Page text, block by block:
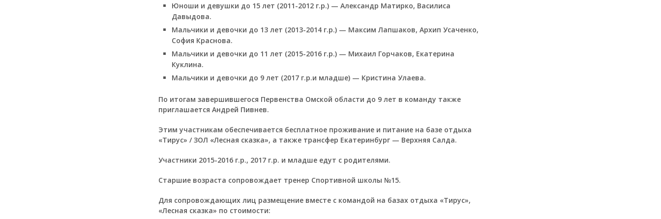
Юноши и девушки до 15 лет (2011-2012 г.р.) — Александр Матирко, Василиса
Давыдова.
Мальчики и девочки до 13 лет (2013-2014 г.р.) — Максим Лапшаков, Архип Усаченко,
София Краснова.
Мальчики и девочки до 11 лет (2015-2016 г.р.) — Михаил Горчаков, Екатерина
Куклина.
Мальчики и девочки до 9 лет (2017 г.р.и младше) — Кристина Улаева.
По итогам завершившегося Первенства Омской области до 9 лет в команду также
приглашается Андрей Пивнев.
Этим участникам обеспечивается бесплатное проживание и питание на базе отдыха
«Тирус» / ЗОЛ «Лесная сказка», а также трансфер Екатеринбург — Верхняя Салда.
Участники 2015-2016 г.р., 2017 г.р. и младше едут с родителями.
Старшие возраста сопровождает тренер Спортивной школы №15.
Для сопровождающих лиц размещение вместе с командой на базах отдыха «Тирус»,
«Лесная сказка» по стоимости: